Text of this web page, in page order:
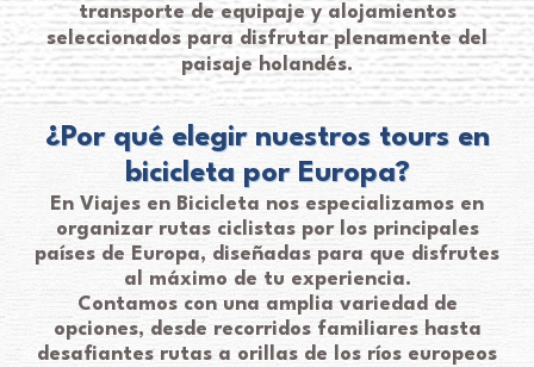
transporte de equipaje y alojamientos
seleccionados para disfrutar plenamente del
paisaje holandés.
¿Por qué elegir nuestros tours en
bicicleta por Europa?
En Viajes en Bicicleta nos especializamos en
organizar rutas ciclistas por los principales
países de Europa, diseñadas para que disfrutes
al máximo de tu experiencia.
Contamos con una amplia variedad de
opciones, desde recorridos familiares hasta
desafiantes rutas a orillas de los ríos europeos